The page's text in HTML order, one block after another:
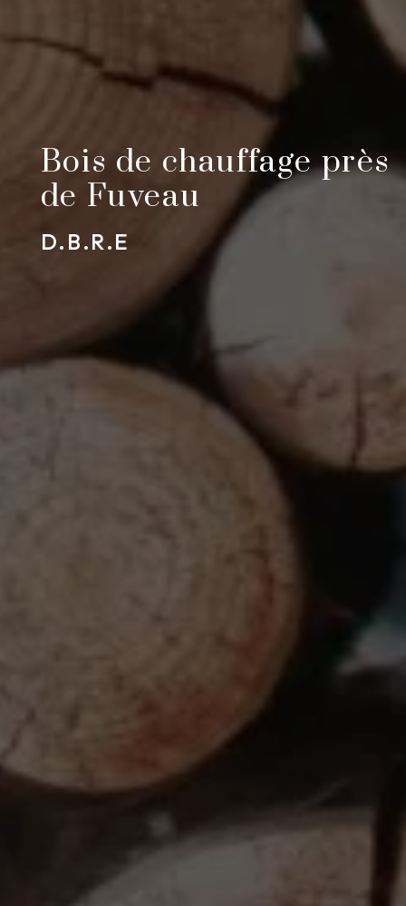
Bois de chauffage près
de Fuveau
D.B.R.E